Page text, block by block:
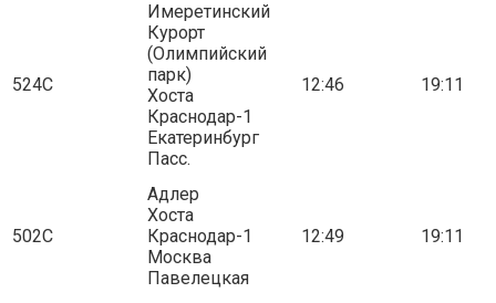
524С
Имеретинский
Курорт
(Олимпийский
парк)
Хоста
Краснодар-1
Екатеринбург
Пасс.
12:46 19:11
502С
Адлер
Хоста
Краснодар-1
Москва
Павелецкая
12:49 19:11